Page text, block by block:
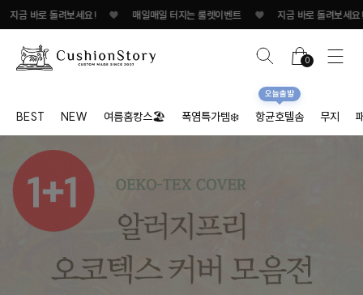
로 돌려보세요! ♥ 매일매일 터지는 룰렛이벤트 ♥ 지금 바로 돌려보세요!/
0
BEST NEW 여름홈캉스🏖 폭염특가템❄️ 항균호텔솜
오늘출발
무지